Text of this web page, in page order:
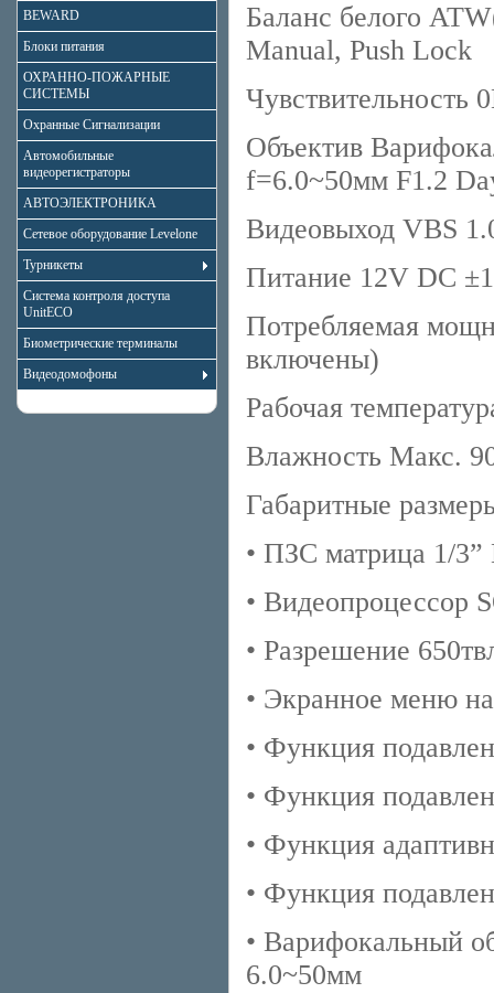
BEWARD
Блоки питания
ОХРАННО-ПОЖАРНЫЕ
СИСТЕМЫ
Охранные Сигнализации
Автомобильные
видеорегистраторы
АВТОЭЛЕКТРОНИКА
Сетевое оборудование Levelone
Турникеты
Система контроля доступа
UnitECO
Биометрические терминалы
Видеодомофоны
Баланс белого
Manual, Push Lock
Объектив
f=6.0~50мм F1.2
Видеовыход VBS
Питание 12V DC
Потребляемая
включены)
Рабочая
Влажность Макс.
Габаритные
• ПЗС матрица 1/
• Видеопроцессор
• Разрешение
• Экранное меню
• Функция
• Функция
• Функция
• Функция
• Варифокальный
6.0~50мм